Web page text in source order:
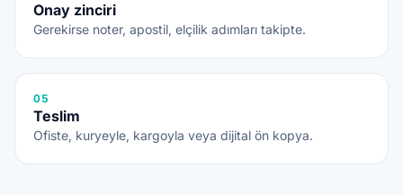
Onay zinciri
Gerekirse noter, apostil, elçilik adımları takipte.
05
Teslim
Ofiste, kuryeyle, kargoyla veya dijital ön kopya.